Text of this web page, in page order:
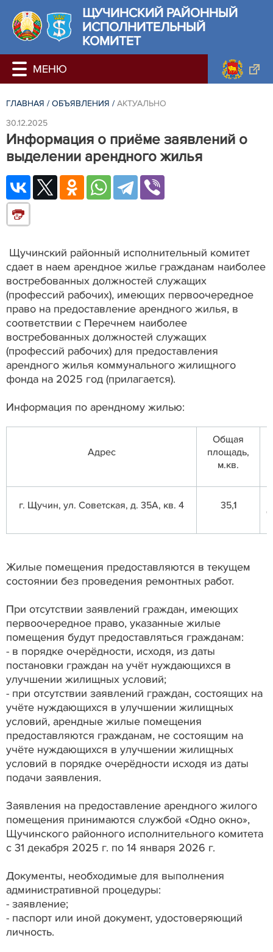
ЩУЧИНСКИЙ РАЙОННЫЙ
ИСПОЛНИТЕЛЬНЫЙ
КОМИТЕТ
ГЛАВНАЯ / ОБЪЯВЛЕНИЯ / АКТУАЛЬНО
30.12.2025
Информация о приёме заявлений о
выделении арендного жилья
Щучинский районный исполнительный комитет
сдает в наем арендное жилье гражданам наиболее
востребованных должностей служащих
(профессий рабочих), имеющих первоочередное
право на предоставление арендного жилья, в
соответствии с Перечнем наиболее
востребованных должностей служащих
(профессий рабочих) для предоставления
арендного жилья коммунального жилищного
фонда на 2025 год (прилагается).
Информация по арендному жилью:
Адрес
Общая
площадь,
м.кв.
г. Щучин, ул. Советская, д. 35А, кв. 4 35,1
Жилые помещения предоставляются в текущем
состоянии без проведения ремонтных работ.
При отсутствии заявлений граждан, имеющих
первоочередное право, указанные жилые
помещения будут предоставляться гражданам:
- в порядке очерёдности, исходя, из даты
постановки граждан на учёт нуждающихся в
улучшении жилищных условий;
- при отсутствии заявлений граждан, состоящих на
учёте нуждающихся в улучшении жилищных
условий, арендные жилые помещения
предоставляются гражданам, не состоящим на
учёте нуждающихся в улучшении жилищных
условий в порядке очерёдности исходя из даты
подачи заявления.
Заявления на предоставление арендного жилого
помещения принимаются службой «Одно окно»,
Щучинского районного исполнительного комитета
с 31 декабря 2025 г. по 14 января 2026 г.
Документы, необходимые для выполнения
административной процедуры:
- заявление;
- паспорт или иной документ, удостоверяющий
личность.